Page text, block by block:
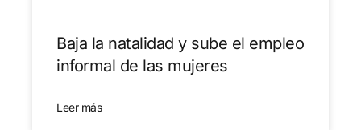
Baja la natalidad y sube el empleo
informal de las mujeres
Leer más